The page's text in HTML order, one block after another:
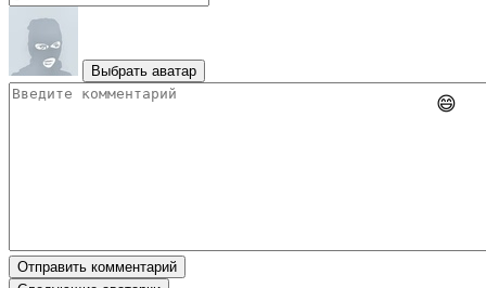
Выбрать аватар
😄
Отправить комментарий